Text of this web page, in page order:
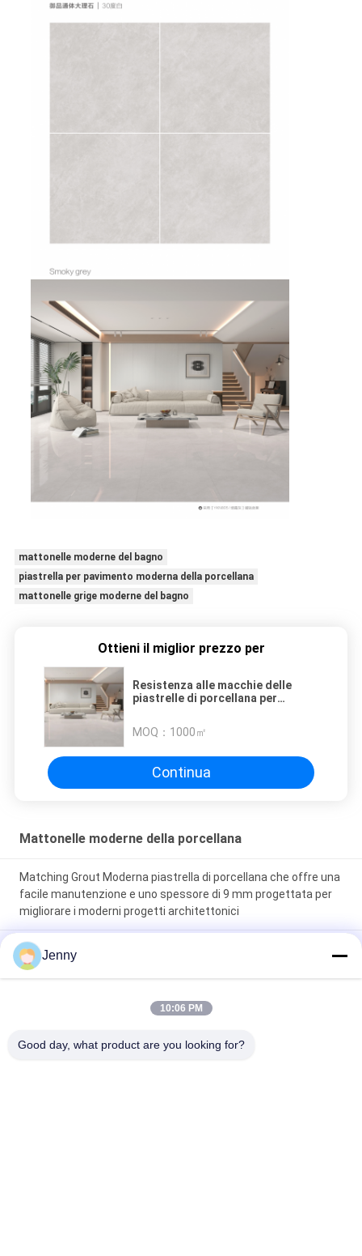
mattonelle moderne del bagno
piastrella per pavimento moderna della porcellana
mattonelle grige moderne del bagno
Ottieni il miglior prezzo per
Resistenza alle macchie delle
piastrelle di porcellana per
MOQ： 1000㎡
Continua
Mattonelle moderne della porcellana
Matching Grout Moderna piastrella di porcellana che offre una
facile manutenzione e uno spessore di 9 mm progettata per
migliorare i moderni progetti architettonici
Facile manutenzione piastrelle di porcellana di pavimento
moderne texture lisce realizzate per fornire una superficie
elegante resistente alle macchie e all'usura quotidiana
Installazione Galleggiante Moderna Piastrella in Porcellana
Ideale Per Progetti Su Larga Scala
Jenny
10:06 PM
Good day, what product are you looking for?